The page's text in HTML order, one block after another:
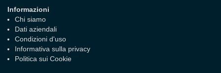
Informazioni
Chi siamo
Dati aziendali
Condizioni d'uso
Informativa sulla privacy
Politica sui Cookie